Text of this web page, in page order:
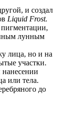
и создал
Liquid Frost.
пигментации,
лунным
лица, но и на
участки.
или тела.
до